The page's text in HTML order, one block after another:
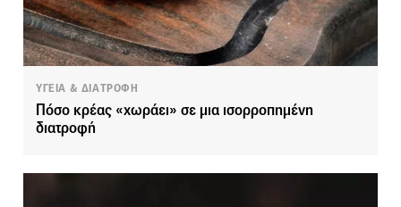
ΥΓΕΙΑ & ΔΙΑΤΡΟΦΗ
Πόσο κρέας «χωράει» σε μια ισορροπημένη
διατροφή